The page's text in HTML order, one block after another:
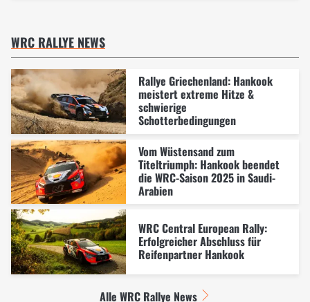
WRC RALLYE NEWS
Rallye Griechenland: Hankook
meistert extreme Hitze &
schwierige
Schotterbedingungen
Vom Wüstensand zum
Titeltriumph: Hankook beendet
die WRC-Saison 2025 in Saudi-
Arabien
WRC Central European Rally:
Erfolgreicher Abschluss für
Reifenpartner Hankook
Alle WRC Rallye News